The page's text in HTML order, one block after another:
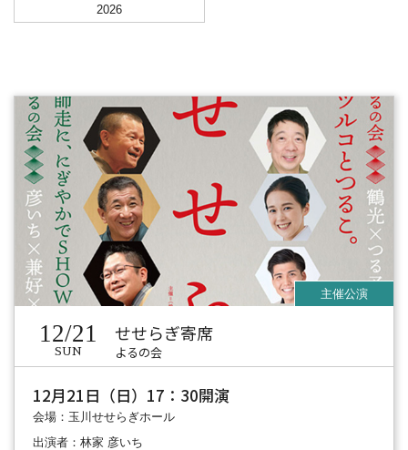
2026
12/21
SUN
せせらぎ寄席
よるの会
12月21日（日）17：30開演
会場：玉川せせらぎホール
出演者：林家 彦いち